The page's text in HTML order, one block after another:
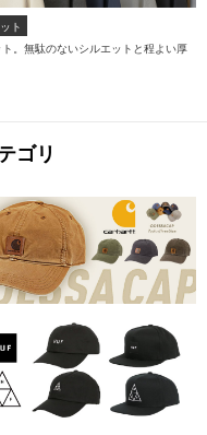
ト
。無駄のないシルエットと程よい厚
ゴリ